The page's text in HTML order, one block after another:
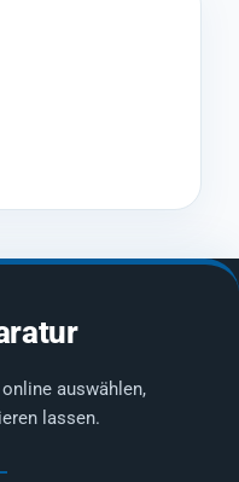
auswählen,
lassen.